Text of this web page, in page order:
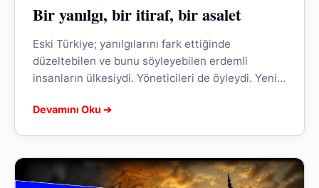
Bir yanılgı, bir itiraf, bir asalet
Eski Türkiye; yanılgılarını fark ettiğinde
düzeltebilen ve bunu söyleyebilen erdemli
insanların ülkesiydi. Yöneticileri de öyleydi. Yeni
milleti...
Devamını Oku ➔